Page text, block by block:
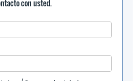
con usted.